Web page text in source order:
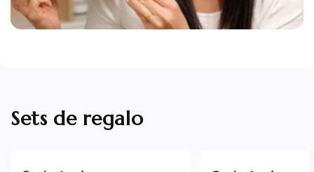
Sets de regalo